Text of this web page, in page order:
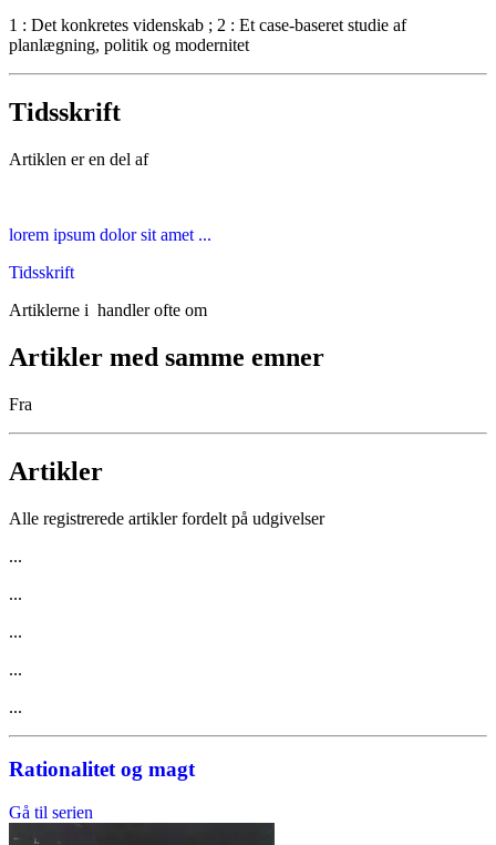
1 : Det konkretes videnskab ; 2 : Et case-baseret studie af
planlægning, politik og modernitet
Tidsskrift
Artiklen er en del af
lorem ipsum dolor sit amet ...
Tidsskrift
Artiklerne i handler ofte om
Artikler med samme emner
Fra
Artikler
Alle registrerede artikler fordelt på udgivelser
...
...
...
...
...
Rationalitet og magt
Gå til serien